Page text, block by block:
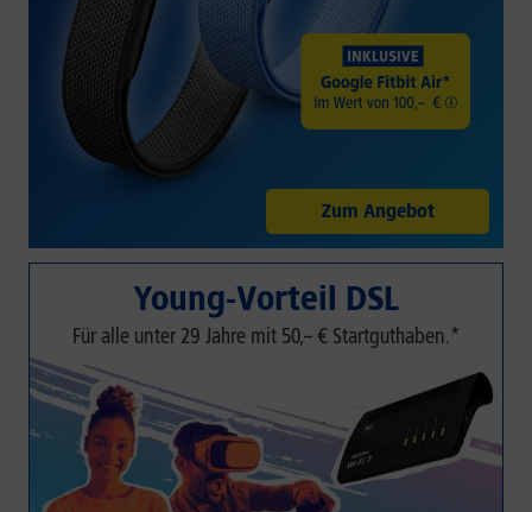
Zum Angebot
Young-Vorteil DSL
Für alle unter 29 Jahre mit 50,– € Startguthaben.*